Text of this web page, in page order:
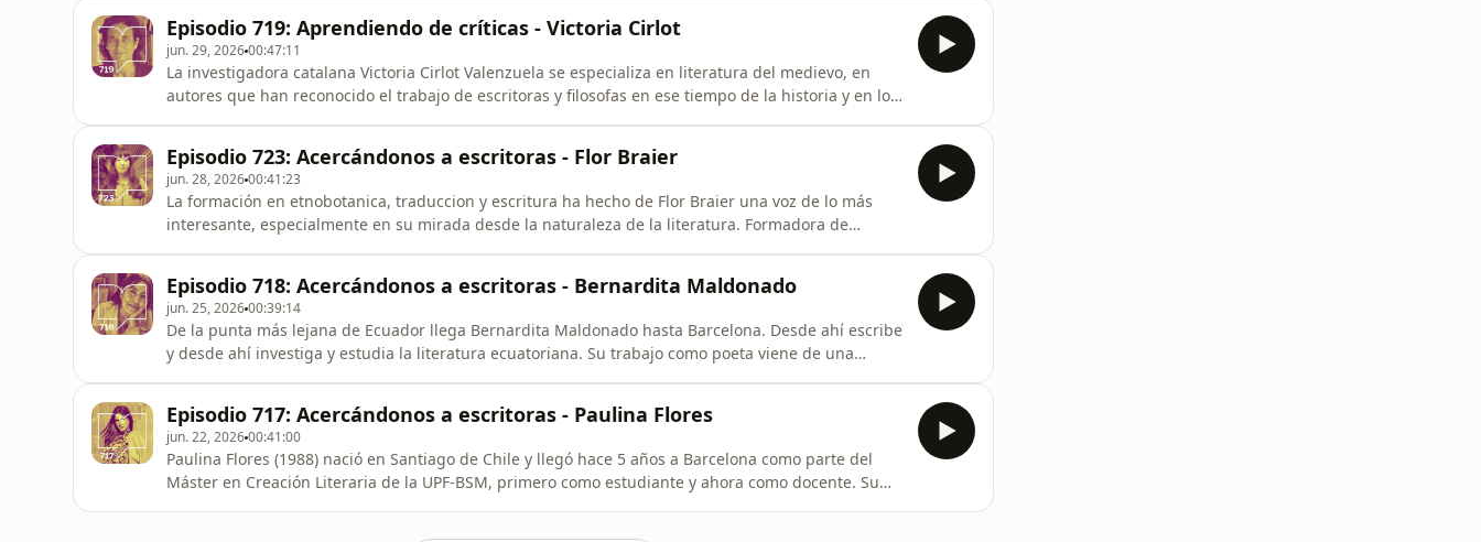
Aura Estrada: Natalia
Episodio 719: Aprendiendo de críticas - Victoria Cirlot
jun. 29, 202600:47:11
La investigadora catalana Victoria Cirlot Valenzuela se especializa en literatura del medievo, en
autores que han reconocido el trabajo de escritoras y filosofas en ese tiempo de la historia y en los
Hildegard
Episodio 723: Acercándonos a escritoras - Flor Braier
jun. 28, 202600:41:23
La formación en etnobotanica, traduccion y escritura ha hecho de Flor Braier una voz de lo más
interesante, especialmente en su mirada desde la naturaleza de la literatura. Formadora de
Fabra. Ha publicado libro
Episodio 718: Acercándonos a escritoras - Bernardita Maldonado
jun. 25, 202600:39:14
De la punta más lejana de Ecuador llega Bernardita Maldonado hasta Barcelona. Desde ahí escribe
y desde ahí investiga y estudia la literatura ecuatoriana. Su trabajo como poeta viene de una
una necesidad
Episodio 717: Acercándonos a escritoras - Paulina Flores
jun. 22, 202600:41:00
Paulina Flores (1988) nació en Santiago de Chile y llegó hace 5 años a Barcelona como parte del
Máster en Creación Literaria de la UPF-BSM, primero como estudiante y ahora como docente. Su